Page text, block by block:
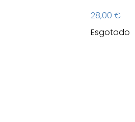
28,00 €
Esgotado